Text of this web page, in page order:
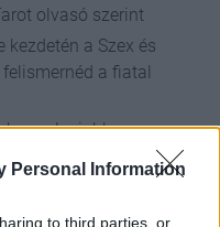
Personal Information
to third parties, or
olvasó szerint
kezdetén a Szex és
a fiatal
a legjobb a szex,
áron,